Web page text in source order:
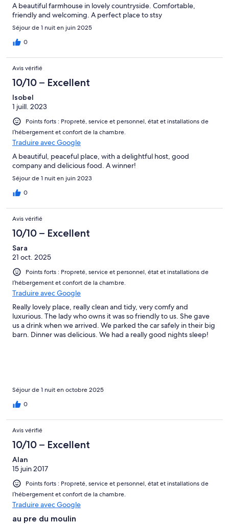
A beautiful farmhouse in lovely countryside. Comfortable,
friendly and welcoming. A perfect place to stsy
Séjour de 1 nuit en juin 2025
0
Avis vérifié
10/10 – Excellent
Isobel
1 juill. 2023
Points forts : Propreté, service et personnel, état et installations de
l’hébergement et confort de la chambre.
Traduire avec Google
A beautiful, peaceful place, with a delightful host, good
company and delicious food. A winner!
Séjour de 1 nuit en juin 2023
0
Avis vérifié
10/10 – Excellent
Sara
21 oct. 2025
Points forts : Propreté, service et personnel, état et installations de
l’hébergement et confort de la chambre.
Traduire avec Google
Really lovely place, really clean and tidy, very comfy and
luxurious. The lady who owns it was so friendly to us. She gave
us a drink when we arrived. We parked the car safely in their big
barn. Dinner was delicious. We had a really good nights sleep!
Séjour de 1 nuit en octobre 2025
0
Avis vérifié
10/10 – Excellent
Alan
15 juin 2017
Points forts : Propreté, service et personnel, état et installations de
l’hébergement et confort de la chambre.
Traduire avec Google
au pre du moulin